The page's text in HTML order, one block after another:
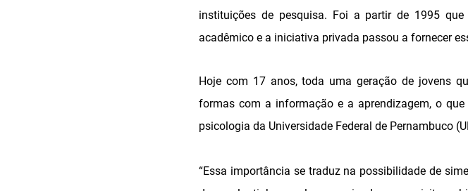
instituições de pesquisa. Foi a partir de 1995
acadêmico e a iniciativa privada passou a fornecer
Hoje com 17 anos, toda uma geração de jovens
formas com a informação e a aprendizagem, o
psicologia da Universidade Federal de Pernambuco
“Essa importância se traduz na possibilidade de